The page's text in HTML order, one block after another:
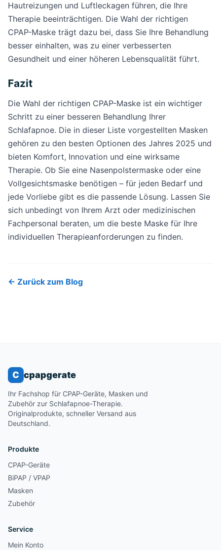
Hautreizungen und Luftleckagen führen, die Ihre
Therapie beeinträchtigen. Die Wahl der richtigen
CPAP-Maske trägt dazu bei, dass Sie Ihre Behandlung
besser einhalten, was zu einer verbesserten
Gesundheit und einer höheren Lebensqualität führt.
Fazit
Die Wahl der richtigen CPAP-Maske ist ein wichtiger
Schritt zu einer besseren Behandlung Ihrer
Schlafapnoe. Die in dieser Liste vorgestellten Masken
gehören zu den besten Optionen des Jahres 2025 und
bieten Komfort, Innovation und eine wirksame
Therapie. Ob Sie eine Nasenpolstermaske oder eine
Vollgesichtsmaske benötigen – für jeden Bedarf und
jede Vorliebe gibt es die passende Lösung. Lassen Sie
sich unbedingt von Ihrem Arzt oder medizinischen
Fachpersonal beraten, um die beste Maske für Ihre
individuellen Therapieanforderungen zu finden.
← Zurück zum Blog
C cpapgerate
Ihr Fachshop für CPAP-Geräte, Masken und
Zubehör zur Schlafapnoe-Therapie.
Originalprodukte, schneller Versand aus
Deutschland.
Produkte
CPAP-Geräte
BiPAP / VPAP
Masken
Zubehör
Service
Mein Konto